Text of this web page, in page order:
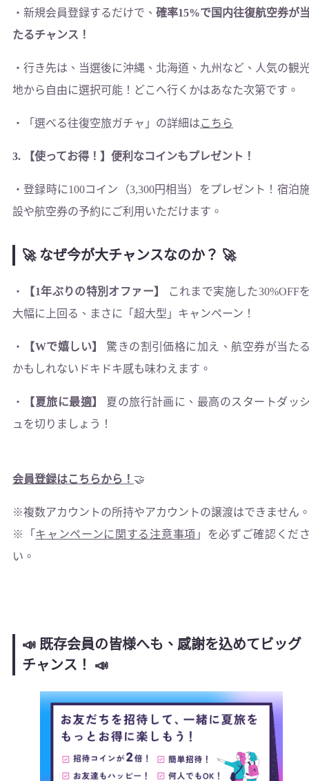
・新規会員登録するだけで、 確率15%で国内往復航空券が
たるチャンス！
・行き先は、当選後に沖縄、北海道、九州など、人気の観
地から自由に選択可能！どこへ行くかはあなた次第です。
・「選べる往復空旅ガチャ」の詳細はこちら
3. 【使ってお得！】便利なコインもプレゼント！
・登録時に100コイン（3,300円相当）をプレゼント！宿泊
設や航空券の予約にご利用いただけます。
🚀 なぜ今が大チャンスなのか？ 🚀
・ 【1年ぶりの特別オファー】
これまで実施した30%OFF
大幅に上回る、まさに「超大型」キャンペーン！
・ 【Wで嬉しい】
驚きの割引価格に加え、航空券が当た
かもしれないドキドキ感も味わえます。
・ 【夏旅に最適】
夏の旅行計画に、最高のスタートダッ
ュを切りましょう！
会員登録はこちらから！ 🤝
※複数アカウントの所持やアカウントの譲渡はできません
※「 キャンペーンに関する注意事項 」を必ずご確認くだ
い。
📣 既存会員の皆様へも、感謝を込めてビッグ
チャンス！ 📣